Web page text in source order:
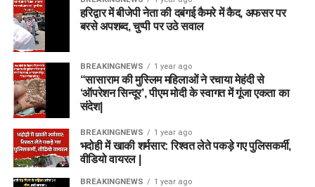
हरिद्वार में बीजेपी नेता की दबंगई कैमरे में कैद, अफसर पर
बरसे अपशब्द, चुप्पी पर उठे सवाल
BREAKINGNEWS 1 year ago
“सासाराम की मुस्लिम महिलाओं ने रचाया मेहंदी से
‘ऑपरेशन सिन्दूर’, पीएम मोदी के स्वागत में गूंजा एकता का
संदेश|
BREAKINGNEWS 1 year ago
भदोही में खाकी शर्मसार: रिश्वत लेते पकड़े गए पुलिसकर्मी,
वीडियो वायरल |
BREAKINGNEWS 1 year ago